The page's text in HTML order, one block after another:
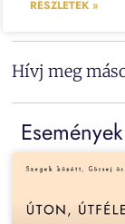
RÉSZLETEK »
Hívj meg